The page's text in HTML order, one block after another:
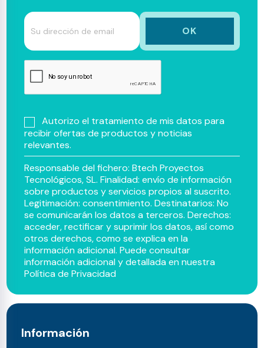
Autorizo el tratamiento de mis datos para
recibir ofertas de productos y noticias
relevantes.
Responsable del fichero: Btech Proyectos
Tecnológicos, SL. Finalidad: envío de información
sobre productos y servicios propios al suscrito.
Legitimación: consentimiento. Destinatarios: No
se comunicarán los datos a terceros. Derechos:
acceder, rectificar y suprimir los datos, así como
otros derechos, como se explica en la
información adicional. Puede consultar
información adicional y detallada en nuestra
Política de Privacidad
Información